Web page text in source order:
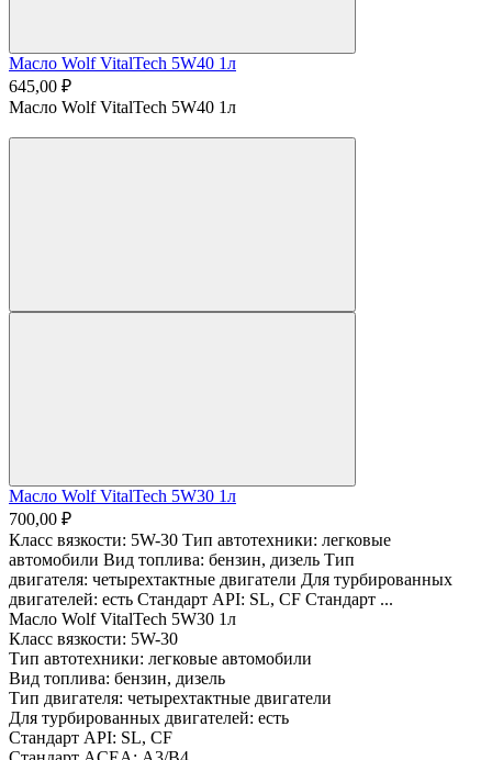
Масло Wolf VitalTech 5W40 1л
645,00 ₽
Масло Wolf VitalTech 5W40 1л
Масло Wolf VitalTech 5W30 1л
700,00 ₽
Класс вязкости: 5W-30 Тип автотехники: легковые
автомобили Вид топлива: бензин, дизель Тип
двигателя: четырехтактные двигатели Для турбированных
двигателей: есть Стандарт API: SL, CF Стандарт ...
Масло Wolf VitalTech 5W30 1л
Класс вязкости: 5W-30
Тип автотехники: легковые автомобили
Вид топлива: бензин, дизель
Тип двигателя: четырехтактные двигатели
Для турбированных двигателей: есть
Стандарт API: SL, CF